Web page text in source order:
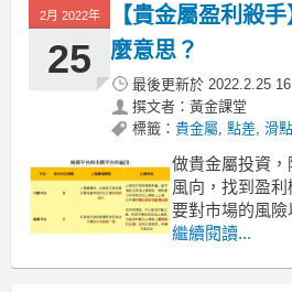
交易貴金屬入門
之仗！
看懂k
2月 2022年
25
【貴金屬盈利殺
麼意思？
最後更新於 2022.2.25
撰文者：黃金課堂
標籤： 貴金屬, 點差, 滑點
做貴金屬投資
風向，找到盈
要對市場的風
解，不然的話，
繼續閱讀...